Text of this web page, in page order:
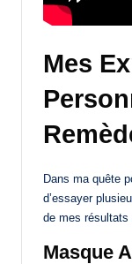
Mes
Dans ma quête
d’essayer
de mes résultats
Masque